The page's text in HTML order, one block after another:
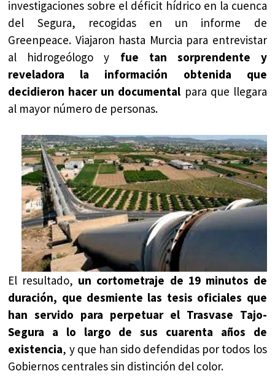
investigaciones sobre el déficit hídrico en la cuenca
del Segura, recogidas en un informe de
Greenpeace. Viajaron hasta Murcia para entrevistar
al hidrogeólogo y fue tan sorprendente y
reveladora la información obtenida que
decidieron hacer un documental para que llegara
al mayor número de personas.
El resultado, un cortometraje de 19 minutos de
duración, que desmiente las tesis oficiales que
han servido para perpetuar el Trasvase Tajo-
Segura a lo largo de sus cuarenta años de
existencia, y que han sido defendidas por todos los
Gobiernos centrales sin distinción del color.